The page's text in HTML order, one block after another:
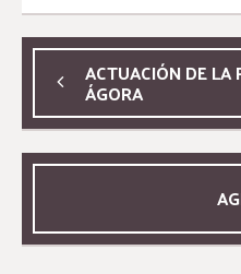
ACTUACIÓN DE LA
ÁGORA